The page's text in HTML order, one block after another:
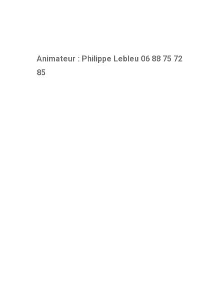
Animateur : Philippe Lebleu 06 88 75 72
85